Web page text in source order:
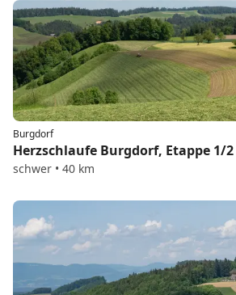
Burgdorf
Herzschlaufe Burgdorf, Etappe 1/2
schwer • 40 km